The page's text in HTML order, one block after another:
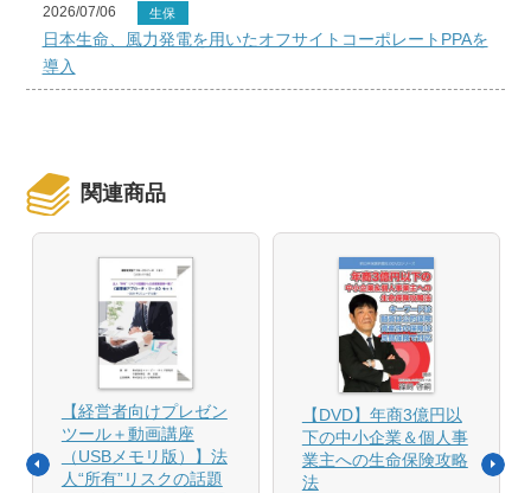
2026/07/06 生保
日本生命、風力発電を用いたオフサイトコーポレートPPAを
導入
関連商品
【経営者向けプレゼン
ツール＋動画講座
（USBメモリ版）】法
人“所有”リスクの話題
【DVD】年商3億円以
下の中小企業＆個人事
業主への生命保険攻略
法